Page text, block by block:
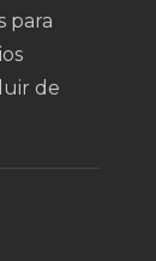
para
de